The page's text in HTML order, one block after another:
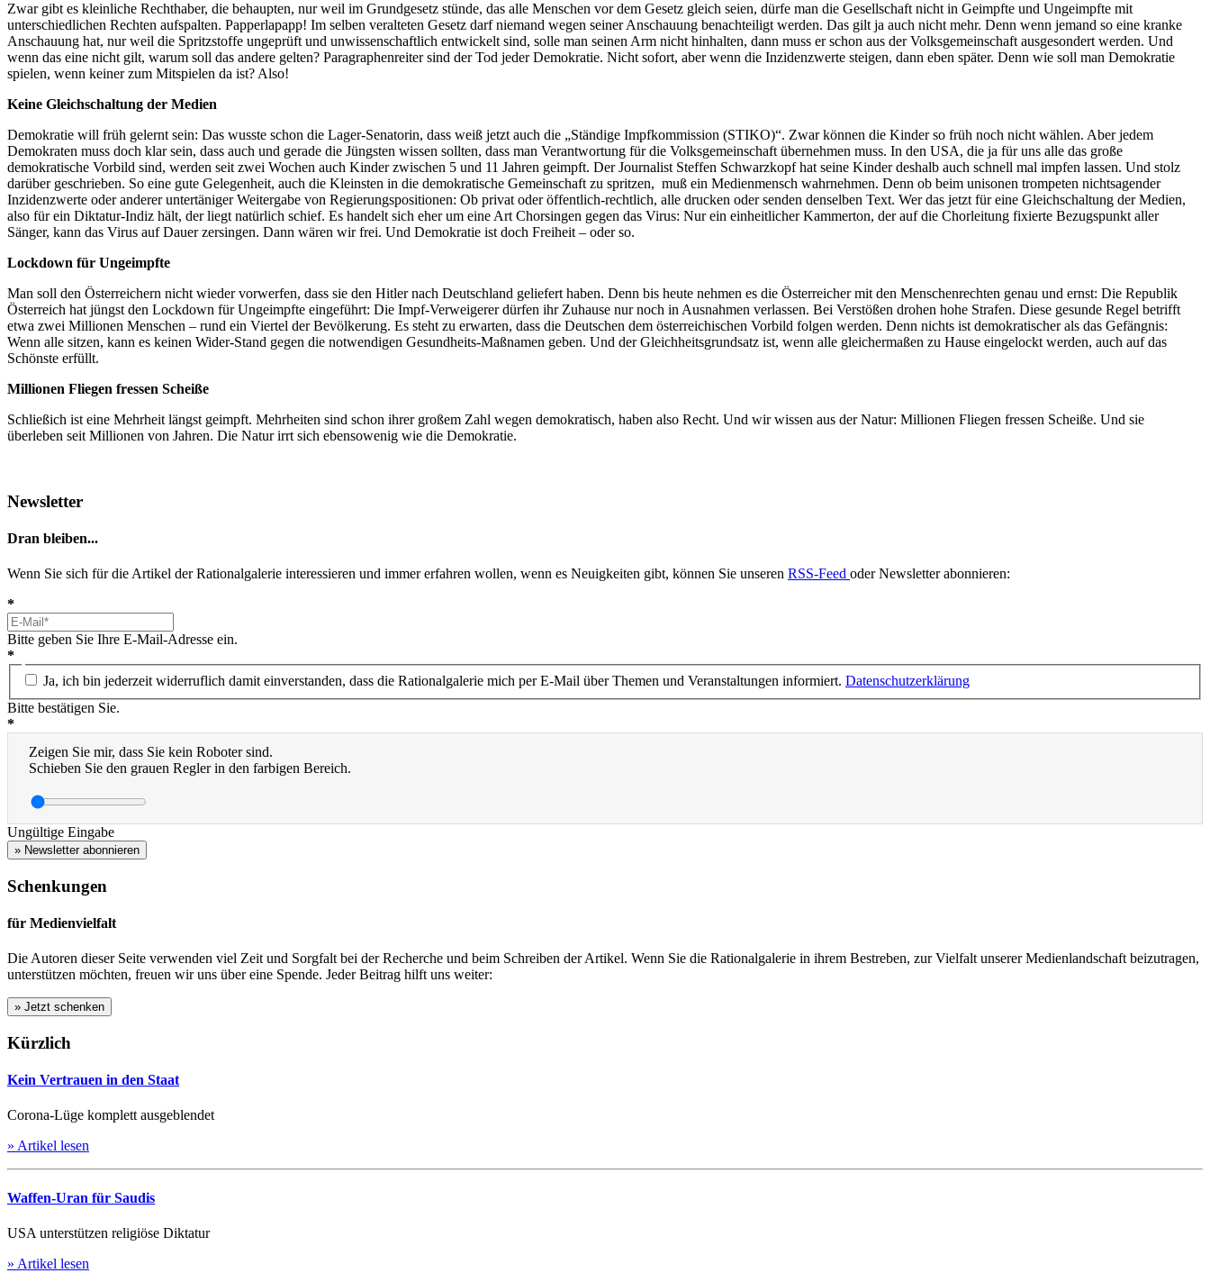
Zwar gibt es kleinliche Rechthaber, die behaupten, nur weil im Grundgesetz stünde, das alle Menschen vor dem Gesetz gleich seien, dürfe man die Gesellschaft nicht in Geimpfte und Ungeimpfte mit
unterschiedlichen Rechten aufspalten. Papperlapapp! Im selben veralteten Gesetz darf niemand wegen seiner Anschauung benachteiligt werden. Das gilt ja auch nicht mehr. Denn wenn jemand so eine kranke
Anschauung hat, nur weil die Spritzstoffe ungeprüft und unwissenschaftlich entwickelt sind, solle man seinen Arm nicht hinhalten, dann muss er schon aus der Volksgemeinschaft ausgesondert werden. Und
wenn das eine nicht gilt, warum soll das andere gelten? Paragraphenreiter sind der Tod jeder Demokratie. Nicht sofort, aber wenn die Inzidenzwerte steigen, dann eben später. Denn wie soll man Demokratie
spielen, wenn keiner zum Mitspielen da ist? Also!
Keine Gleichschaltung der Medien
Demokratie will früh gelernt sein: Das wusste schon die Lager-Senatorin, dass weiß jetzt auch die „Ständige Impfkommission (STIKO)“. Zwar können die Kinder so früh noch nicht wählen. Aber jedem
Demokraten muss doch klar sein, dass auch und gerade die Jüngsten wissen sollten, dass man Verantwortung für die Volksgemeinschaft übernehmen muss. In den USA, die ja für uns alle das große
demokratische Vorbild sind, werden seit zwei Wochen auch Kinder zwischen 5 und 11 Jahren geimpft. Der Journalist Steffen Schwarzkopf hat seine Kinder deshalb auch schnell mal impfen lassen. Und stolz
darüber geschrieben. So eine gute Gelegenheit, auch die Kleinsten in die demokratische Gemeinschaft zu spritzen, muß ein Medienmensch wahrnehmen. Denn ob beim unisonen trompeten nichtsagender
Inzidenzwerte oder anderer untertäniger Weitergabe von Regierungspositionen: Ob privat oder öffentlich-rechtlich, alle drucken oder senden denselben Text. Wer das jetzt für eine Gleichschaltung der Medien,
also für ein Diktatur-Indiz hält, der liegt natürlich schief. Es handelt sich eher um eine Art Chorsingen gegen das Virus: Nur ein einheitlicher Kammerton, der auf die Chorleitung fixierte Bezugspunkt aller
Sänger, kann das Virus auf Dauer zersingen. Dann wären wir frei. Und Demokratie ist doch Freiheit – oder so.
Lockdown für Ungeimpfte
Man soll den Österreichern nicht wieder vorwerfen, dass sie den Hitler nach Deutschland geliefert haben. Denn bis heute nehmen es die Österreicher mit den Menschenrechten genau und ernst: Die Republik
Österreich hat jüngst den Lockdown für Ungeimpfte eingeführt: Die Impf-Verweigerer dürfen ihr Zuhause nur noch in Ausnahmen verlassen. Bei Verstößen drohen hohe Strafen. Diese gesunde Regel betrifft
etwa zwei Millionen Menschen – rund ein Viertel der Bevölkerung. Es steht zu erwarten, dass die Deutschen dem österreichischen Vorbild folgen werden. Denn nichts ist demokratischer als das Gefängnis:
Wenn alle sitzen, kann es keinen Wider-Stand gegen die notwendigen Gesundheits-Maßnamen geben. Und der Gleichheitsgrundsatz ist, wenn alle gleichermaßen zu Hause eingelockt werden, auch auf das
Schönste erfüllt.
Millionen Fliegen fressen Scheiße
Schließich ist eine Mehrheit längst geimpft. Mehrheiten sind schon ihrer großem Zahl wegen demokratisch, haben also Recht. Und wir wissen aus der Natur: Millionen Fliegen fressen Scheiße. Und sie
überleben seit Millionen von Jahren. Die Natur irrt sich ebensowenig wie die Demokratie.
Newsletter
Dran bleiben...
Wenn Sie sich für die Artikel der Rationalgalerie interessieren und immer erfahren wollen, wenn es Neuigkeiten gibt, können Sie unseren RSS-Feed oder Newsletter abonnieren:
*
Bitte geben Sie Ihre E-Mail-Adresse ein.
*
Ja, ich bin jederzeit widerruflich damit einverstanden, dass die Rationalgalerie mich per E-Mail über Themen und Veranstaltungen informiert. Datenschutzerklärung
Bitte bestätigen Sie.
*
Zeigen Sie mir, dass Sie kein Roboter sind.
Schieben Sie den grauen Regler in den farbigen Bereich.
Ungültige Eingabe
» Newsletter abonnieren
Schenkungen
für Medienvielfalt
Die Autoren dieser Seite verwenden viel Zeit und Sorgfalt bei der Recherche und beim Schreiben der Artikel. Wenn Sie die Rationalgalerie in ihrem Bestreben, zur Vielfalt unserer Medienlandschaft beizutragen,
unterstützen möchten, freuen wir uns über eine Spende. Jeder Beitrag hilft uns weiter:
Kürzlich
Kein Vertrauen in den Staat
Corona-Lüge komplett ausgeblendet
» Artikel lesen
Waffen-Uran für Saudis
USA unterstützen religiöse Diktatur
» Artikel lesen